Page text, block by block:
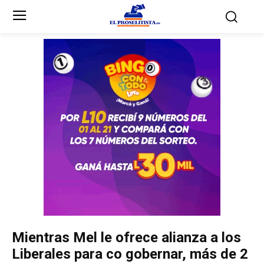
Partidos Políticos
Partido Liberal
Unificación Democrática
Anticorrupción
Partidos Políticos
Partido Liberal
Unificación Democrática
Anticorrupción
Mientras Mel le ofrece alianza a los
Liberales para co gobernar, más de 2